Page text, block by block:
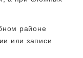
районе
или записи